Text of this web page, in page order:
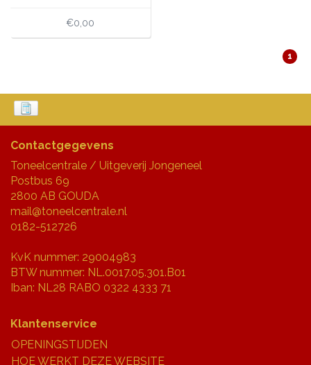
€0,00
1
Contactgegevens
Toneelcentrale / Uitgeverij Jongeneel
Postbus 69
2800 AB GOUDA
mail@toneelcentrale.nl
0182-512726
KvK nummer: 29004983
BTW nummer: NL.0017.05.301.B01
Iban: NL28 RABO 0322 4333 71
Klantenservice
OPENINGSTIJDEN
HOE WERKT DEZE WEBSITE